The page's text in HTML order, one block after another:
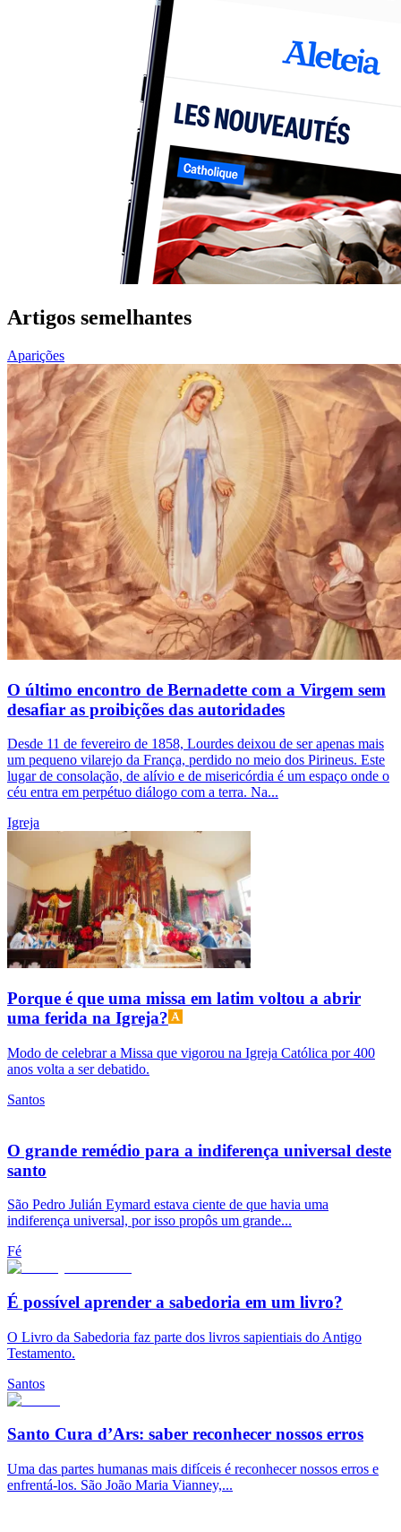
Artigos semelhantes
Aparições
O último encontro de Bernadette com a Virgem sem
desafiar as proibições das autoridades
Desde 11 de fevereiro de 1858, Lourdes deixou de ser apenas mais
um pequeno vilarejo da França, perdido no meio dos Pirineus. Este
lugar de consolação, de alívio e de misericórdia é um espaço onde o
céu entra em perpétuo diálogo com a terra. Na...
Igreja
Porque é que uma missa em latim voltou a abrir
uma ferida na Igreja?
Modo de celebrar a Missa que vigorou na Igreja Católica por 400
anos volta a ser debatido.
Santos
O grande remédio para a indiferença universal deste
santo
São Pedro Julián Eymard estava ciente de que havia uma
indiferença universal, por isso propôs um grande...
Fé
É possível aprender a sabedoria em um livro?
O Livro da Sabedoria faz parte dos livros sapientiais do Antigo
Testamento.
Santos
Santo Cura d’Ars: saber reconhecer nossos erros
Uma das partes humanas mais difíceis é reconhecer nossos erros e
enfrentá-los. São João Maria Vianney,...